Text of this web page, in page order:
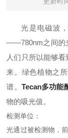
光是电磁波
——780nm之间的
人们只所以能够
来。绿色植物之
谱。 Tecan多功能
物的吸光值。
检测单位：
光通过被检测物，